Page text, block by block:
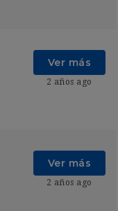
Ver más
2 años ago
Ver más
2 años ago